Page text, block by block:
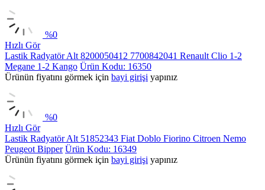
%0
Hızlı Gör
Lastik Radyatör Alt 8200050412 7700842041 Renault Clio 1-2
Megane 1-2 Kango Ürün Kodu: 16350
Ürünün fiyatını görmek için bayi girişi yapınız
%0
Hızlı Gör
Lastik Radyatör Alt 51852343 Fiat Doblo Fiorino Citroen Nemo
Peugeot Bipper Ürün Kodu: 16349
Ürünün fiyatını görmek için bayi girişi yapınız